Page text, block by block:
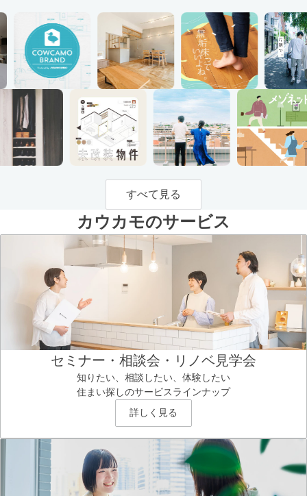
すべて見る
カウカモのサービス
セミナー・相談会・リノベ見学会
知りたい、相談したい、体験したい
住まい探しのサービスラインナップ
詳しく見る